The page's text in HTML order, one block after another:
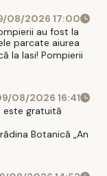
08/2026 17:00
au fost la
parcate aiurea
la Iasi! Pompierii
08/2026 16:41
este gratuită
Botanică „An